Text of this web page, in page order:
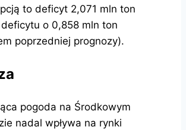
to deficyt 2,071 mln ton
o 0,858 mln ton
poprzedniej prognozy).
pogoda na Środkowym
nadal wpływa na rynki